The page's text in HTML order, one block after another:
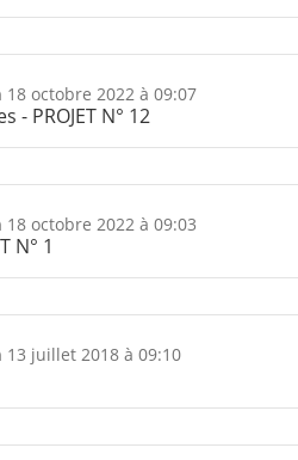
18 octobre 2022 à 09:07
PROJET N° 12
18 octobre 2022 à 09:03
N° 1
13 juillet 2018 à 09:10